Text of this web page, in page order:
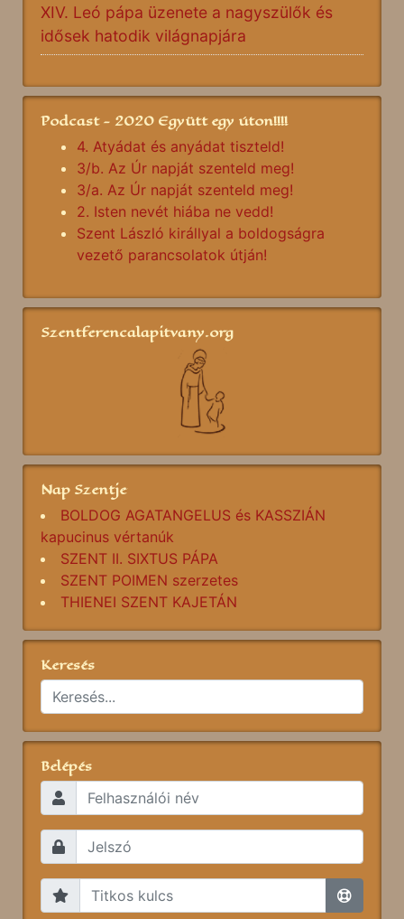
XIV. Leó pápa üzenete a nagyszülők és
idősek hatodik világnapjára
Podcast - 2020 Együtt egy úton!!!!
4. Atyádat és anyádat tiszteld!
3/b. Az Úr napját szenteld meg!
3/a. Az Úr napját szenteld meg!
2. Isten nevét hiába ne vedd!
Szent László királlyal a boldogságra
vezető parancsolatok útján!
Szentferencalapitvany.org
Nap Szentje
BOLDOG AGATANGELUS és KASSZIÁN
kapucinus vértanúk
SZENT II. SIXTUS PÁPA
SZENT POIMEN szerzetes
THIENEI SZENT KAJETÁN
Keresés
Belépés